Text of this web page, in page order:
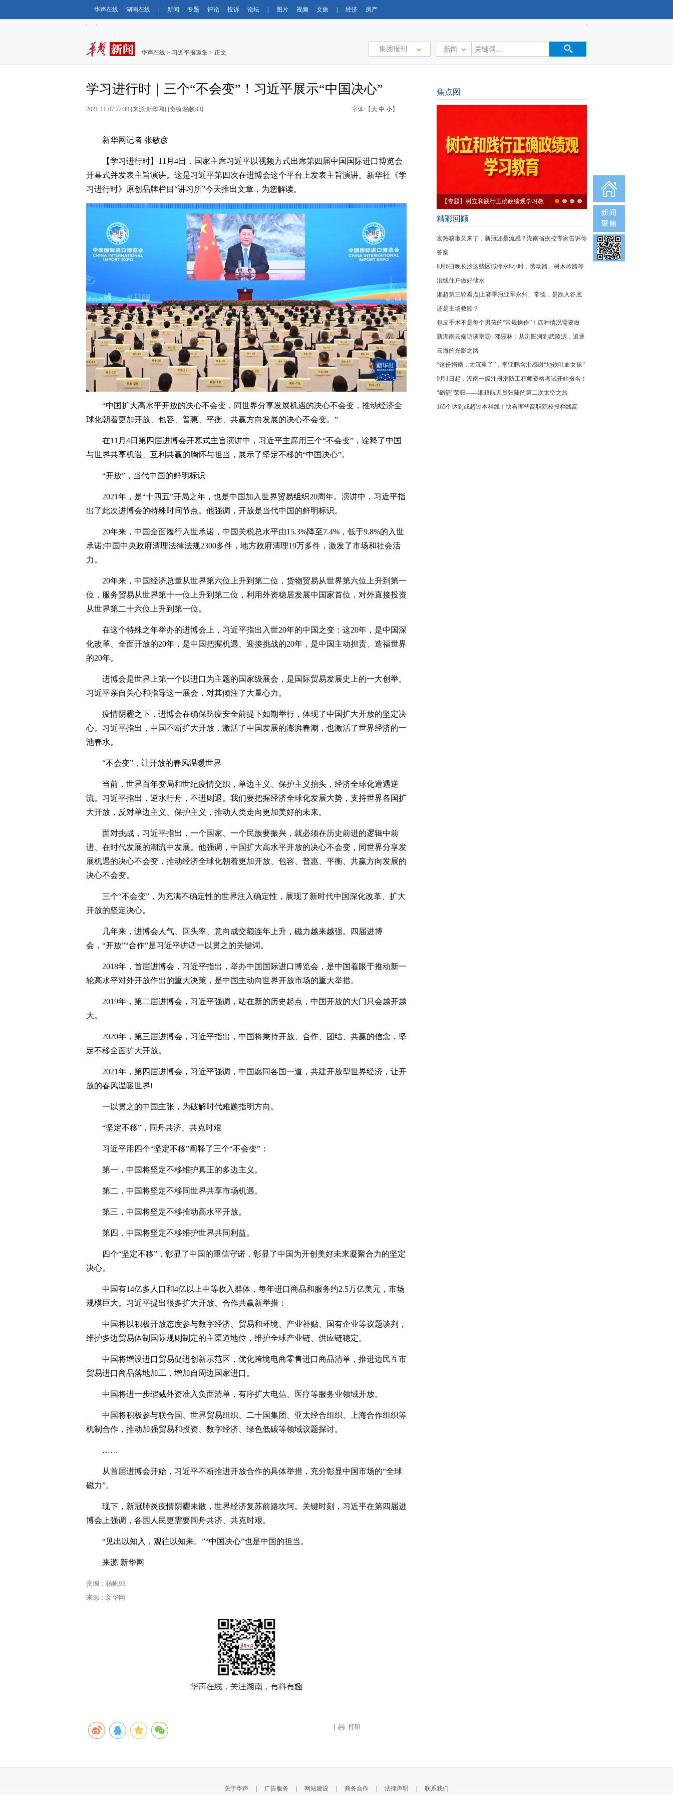
华声在线 湖南在线 新闻 专题 评论 投诉 论坛 图片 视频 文旅 经济 房产
华声在线 > 习近平报道集 > 正文 新闻
集团报刊
学习进行时｜三个“不会变”！习近平展示“中国决心”
2021-11-07 22:30 [来源:新华网] [责编:杨帆93] 字体:【 大 中 小】
新华网记者 张敏彦
【学习进行时】11月4日，国家主席习近平以视频方式出席第四届中国国际进口博览会
开幕式并发表主旨演讲。这是习近平第四次在进博会这个平台上发表主旨演讲。新华社《学
习进行时》原创品牌栏目“讲习所”今天推出文章，为您解读。
“中国扩大高水平开放的决心不会变，同世界分享发展机遇的决心不会变，推动经济全
球化朝着更加开放、包容、普惠、平衡、共赢方向发展的决心不会变。”
在11月4日第四届进博会开幕式主旨演讲中，习近平主席用三个“不会变”，诠释了中国
与世界共享机遇、互利共赢的胸怀与担当，展示了坚定不移的“中国决心”。
“开放”，当代中国的鲜明标识
2021年，是“十四五”开局之年，也是中国加入世界贸易组织20周年。演讲中，习近平指
出了此次进博会的特殊时间节点。他强调，开放是当代中国的鲜明标识。
20年来，中国全面履行入世承诺，中国关税总水平由15.3%降至7.4%，低于9.8%的入世
承诺;中国中央政府清理法律法规2300多件，地方政府清理19万多件，激发了市场和社会活
力。
20年来，中国经济总量从世界第六位上升到第二位，货物贸易从世界第六位上升到第一
位，服务贸易从世界第十一位上升到第二位，利用外资稳居发展中国家首位，对外直接投资
从世界第二十六位上升到第一位。
在这个特殊之年举办的进博会上，习近平指出入世20年的中国之变：这20年，是中国深
化改革、全面开放的20年，是中国把握机遇、迎接挑战的20年，是中国主动担责、造福世界
的20年。
进博会是世界上第一个以进口为主题的国家级展会，是国际贸易发展史上的一大创举。
习近平亲自关心和指导这一展会，对其倾注了大量心力。
疫情阴霾之下，进博会在确保防疫安全前提下如期举行，体现了中国扩大开放的坚定决
心。习近平指出，中国不断扩大开放，激活了中国发展的澎湃春潮，也激活了世界经济的一
池春水。
“不会变”，让开放的春风温暖世界
当前，世界百年变局和世纪疫情交织，单边主义、保护主义抬头，经济全球化遭遇逆
流。习近平指出，逆水行舟，不进则退。我们要把握经济全球化发展大势，支持世界各国扩
大开放，反对单边主义、保护主义，推动人类走向更加美好的未来。
面对挑战，习近平指出，一个国家、一个民族要振兴，就必须在历史前进的逻辑中前
进、在时代发展的潮流中发展。他强调，中国扩大高水平开放的决心不会变，同世界分享发
展机遇的决心不会变，推动经济全球化朝着更加开放、包容、普惠、平衡、共赢方向发展的
决心不会变。
三个“不会变”，为充满不确定性的世界注入确定性，展现了新时代中国深化改革、扩大
开放的坚定决心。
几年来，进博会人气、回头率、意向成交额连年上升，磁力越来越强。四届进博
会，“开放”“合作”是习近平讲话一以贯之的关键词。
2018年，首届进博会，习近平指出，举办中国国际进口博览会，是中国着眼于推动新一
轮高水平对外开放作出的重大决策，是中国主动向世界开放市场的重大举措。
2019年，第二届进博会，习近平强调，站在新的历史起点，中国开放的大门只会越开越
大。
2020年，第三届进博会，习近平指出，中国将秉持开放、合作、团结、共赢的信念，坚
定不移全面扩大开放。
2021年，第四届进博会，习近平强调，中国愿同各国一道，共建开放型世界经济，让开
放的春风温暖世界!
一以贯之的中国主张，为破解时代难题指明方向。
“坚定不移”，同舟共济、共克时艰
习近平用四个“坚定不移”阐释了三个“不会变”：
第一，中国将坚定不移维护真正的多边主义。
第二，中国将坚定不移同世界共享市场机遇。
第三，中国将坚定不移推动高水平开放。
第四，中国将坚定不移维护世界共同利益。
四个“坚定不移”，彰显了中国的重信守诺，彰显了中国为开创美好未来凝聚合力的坚定
决心。
中国有14亿多人口和4亿以上中等收入群体，每年进口商品和服务约2.5万亿美元，市场
规模巨大。习近平提出很多扩大开放、合作共赢新举措：
中国将以积极开放态度参与数字经济、贸易和环境、产业补贴、国有企业等议题谈判，
维护多边贸易体制国际规则制定的主渠道地位，维护全球产业链、供应链稳定。
中国将增设进口贸易促进创新示范区，优化跨境电商零售进口商品清单，推进边民互市
贸易进口商品落地加工，增加自周边国家进口。
中国将进一步缩减外资准入负面清单，有序扩大电信、医疗等服务业领域开放。
中国将积极参与联合国、世界贸易组织、二十国集团、亚太经合组织、上海合作组织等
机制合作，推动加强贸易和投资、数字经济、绿色低碳等领域议题探讨。
……
从首届进博会开始，习近平不断推进开放合作的具体举措，充分彰显中国市场的“全球
磁力”。
现下，新冠肺炎疫情阴霾未散，世界经济复苏前路坎坷。关键时刻，习近平在第四届进
博会上强调，各国人民更需要同舟共济、共克时艰。
“见出以知入，观往以知来。”“中国决心”也是中国的担当。
来源 新华网
责编：杨帆93
来源：新华网
打印
焦点图
【专题】树立和践行正确政绩观学习教
育
精彩回顾
发热咳嗽又来了，新冠还是流感？湖南省疾控专家告诉你
答案
8月6日晚长沙这些区域停水8小时，劳动路、树木岭路等
沿线住户做好储水
湘超第三轮看点|上赛季冠亚军永州、常德，是跌入谷底
还是主场救赎？
包皮手术不是每个男孩的“常规操作”！四种情况需要做
新湖南云端访谈室⑤ | 邓霞林：从浏阳河到武陵源，追逐
云海的光影之路
“这份捐赠，太沉重了”，李亚鹏含泪感谢“地铁吐血女孩”
9月1日起，湖南一级注册消防工程师资格考试开始报名！
“砺箭”荣归——湘籍航天员张陆的第二次太空之旅
165个达到或超过本科线！快看哪些高职院校投档线高
关于华声 广告服务 网站建设 商务合作 法律声明 联系我们